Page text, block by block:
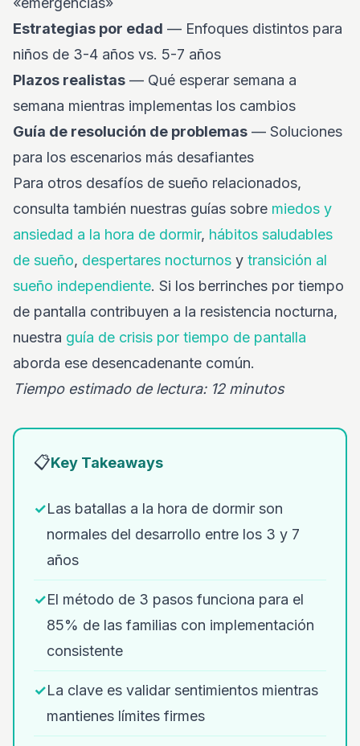
Estrategias por edad — Enfoques distintos para
niños de 3-4 años vs. 5-7 años
Plazos realistas — Qué esperar semana a
semana mientras implementas los cambios
Guía de resolución de problemas — Soluciones
para los escenarios más desafiantes
Para otros desafíos de sueño relacionados,
consulta también nuestras guías sobre miedos y
ansiedad a la hora de dormir, hábitos saludables
de sueño, despertares nocturnos y transición al
sueño independiente. Si los berrinches por tiempo
de pantalla contribuyen a la resistencia nocturna,
nuestra guía de crisis por tiempo de pantalla
aborda ese desencadenante común.
Tiempo estimado de lectura: 12 minutos
📋Key Takeaways
✓Las batallas a la hora de dormir son
normales del desarrollo entre los 3 y 7
años
✓El método de 3 pasos funciona para el
85% de las familias con implementación
consistente
✓La clave es validar sentimientos mientras
mantienes límites firmes